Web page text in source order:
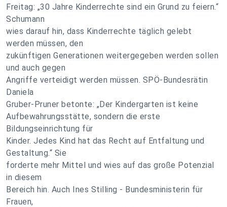
Freitag: „30 Jahre Kinderrechte sind ein Grund zu feiern.“
Schumann
wies darauf hin, dass Kinderrechte täglich gelebt
werden müssen, den
zukünftigen Generationen weitergegeben werden sollen
und auch gegen
Angriffe verteidigt werden müssen. SPÖ-Bundesrätin
Daniela
Gruber-Pruner betonte: „Der Kindergarten ist keine
Aufbewahrungsstätte, sondern die erste
Bildungseinrichtung für
Kinder. Jedes Kind hat das Recht auf Entfaltung und
Gestaltung.“ Sie
forderte mehr Mittel und wies auf das große Potenzial
in diesem
Bereich hin. Auch Ines Stilling - Bundesministerin für
Frauen,